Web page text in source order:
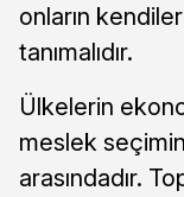
onların
tanımalıdır.
Ülkelerin
meslek
arasındadır.